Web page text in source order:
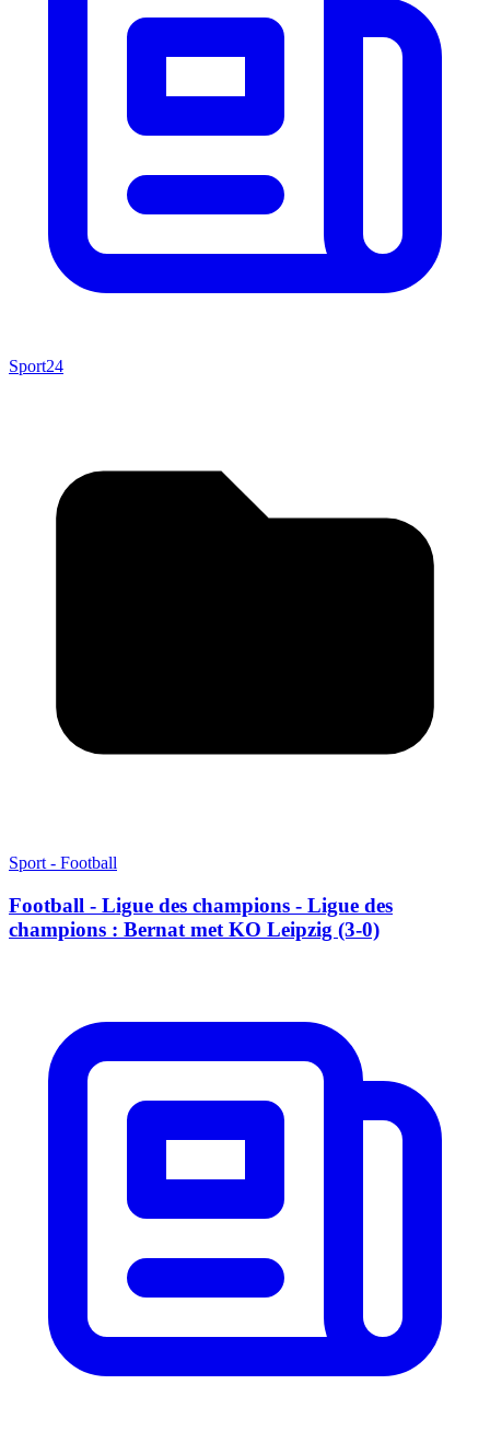
Sport24
Sport - Football
Football - Ligue des champions - Ligue des
champions : Bernat met KO Leipzig (3-0)